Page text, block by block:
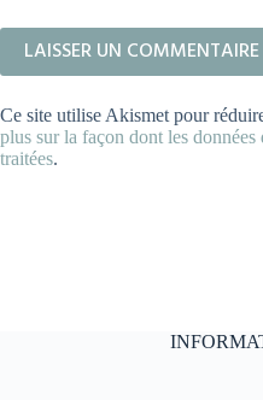
LAISSER UN COMMENTAIRE
Ce site utilise Akismet pour
plus sur la façon dont les
traitées.